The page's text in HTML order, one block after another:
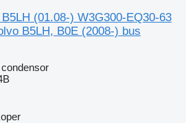
(01.08-) W3G300-EQ30-63
B5LH, B0E (2008-) bus